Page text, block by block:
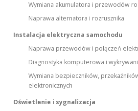
Wymiana akumulatora i przewodów
Naprawa alternatora i rozrusznika
Instalacja elektryczna samochodu
Naprawa przewodów i połączeń
Diagnostyka komputerowa i
Wymiana bezpieczników,
elektronicznych
Oświetlenie i sygnalizacja